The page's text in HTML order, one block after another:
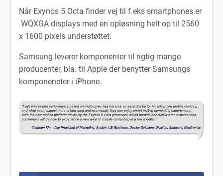
Når Exynos 5 Octa finder vej til f.eks smartphones er
WQXGA displays med en opløsning helt op til 2560
x 1600 pixels understøttet.
Samsung leverer komponenter til rigtig mange
producenter, bla. til Apple der benytter Samsungs
komponeneter i iPhone.